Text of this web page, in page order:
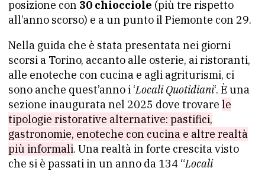
posizione con 30 chiocciole (più tre rispetto
all’anno scorso) e a un punto il Piemonte con 29.
Nella guida che è stata presentata nei giorni
scorsi a Torino, accanto alle osterie, ai ristoranti,
alle enoteche con cucina e agli agriturismi, ci
sono anche quest’anno i ‘Locali Quotidiani‘. È una
sezione inaugurata nel 2025 dove trovare le
tipologie ristorative alternative: pastifici,
gastronomie, enoteche con cucina e altre realtà
più informali. Una realtà in forte crescita visto
che si è passati in un anno da 134 “Locali